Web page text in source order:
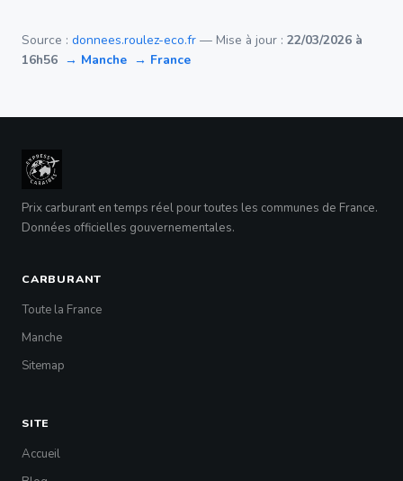
Source : donnees.roulez-eco.fr — Mise à jour : 22/03/2026 à
16h56 → Manche → France
Prix carburant en temps réel pour toutes les communes de France.
Données officielles gouvernementales.
CARBURANT
Toute la France
Manche
Sitemap
SITE
Accueil